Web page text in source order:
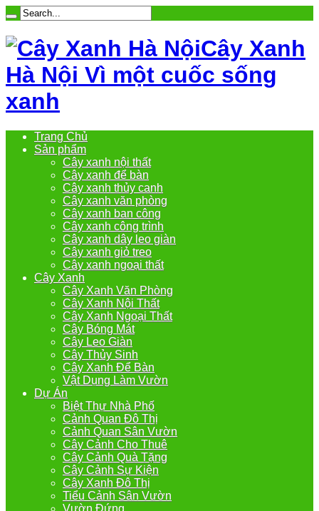
Cây Xanh
Hà Nội Vì một cuốc sống
xanh
Trang Chủ
Sản phẩm
Cây xanh nội thất
Cây xanh để bàn
Cây xanh thủy canh
Cây xanh văn phòng
Cây xanh ban công
Cây xanh công trình
Cây xanh dây leo giàn
Cây xanh giỏ treo
Cây xanh ngoại thất
Cây Xanh
Cây Xanh Văn Phòng
Cây Xanh Nội Thất
Cây Xanh Ngoại Thất
Cây Bóng Mát
Cây Leo Giàn
Cây Thủy Sinh
Cây Xanh Để Bàn
Vật Dụng Làm Vườn
Dự Án
Biệt Thự Nhà Phố
Cảnh Quan Đô Thị
Cảnh Quan Sân Vườn
Cây Cảnh Cho Thuê
Cây Cảnh Quà Tặng
Cây Cảnh Sự Kiện
Cây Xanh Đô Thị
Tiểu Cảnh Sân Vườn
Vườn Đứng